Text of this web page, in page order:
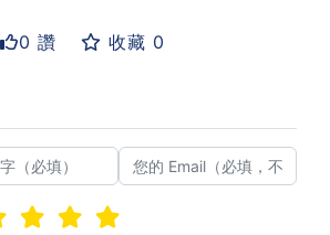
0 讚 收藏 0